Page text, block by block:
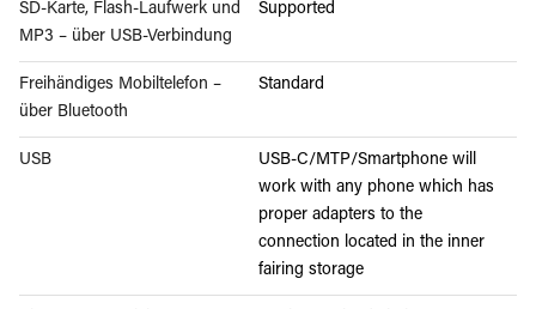
SD-Karte, Flash-Laufwerk und
MP3 – über USB-Verbindung
Supported
Freihändiges Mobiltelefon –
über Bluetooth
Standard
USB
USB-C/MTP/Smartphone will
work with any phone which has
proper adapters to the
connection located in the inner
fairing storage